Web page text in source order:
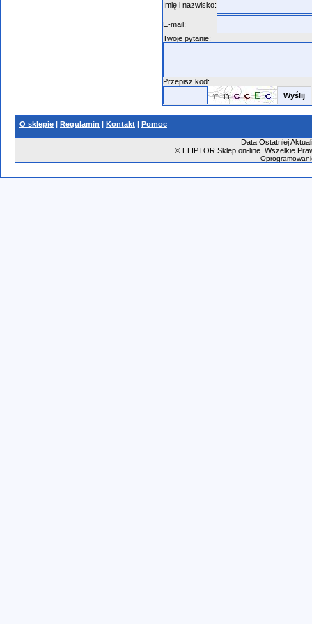
Imię i nazwisko:
E-mail:
Twoje pytanie:
Przepisz kod:
O sklepie | Regulamin | Kontakt | Pomoc
Data Ostatniej
©ELIPTOR Sklep on-line. Wszelkie